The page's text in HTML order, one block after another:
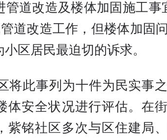
管道改造及楼体加固施工事
道改造工作，但楼体加固
区居民最迫切的诉求。
将此事列为十件为民实事
体安全状况进行评估。在
紫铭社区多次与区住建局